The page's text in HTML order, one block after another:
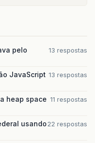
pelo
13 respostas
JavaScript 13 respostas
heap space 11 respostas
usando22 respostas